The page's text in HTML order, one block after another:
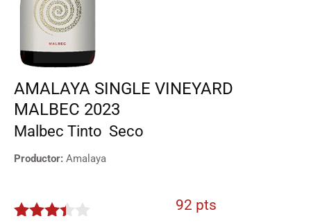
AMALAYA SINGLE VINEYARD
MALBEC 2023
Malbec Tinto Seco
Productor: Amalaya
92 pts